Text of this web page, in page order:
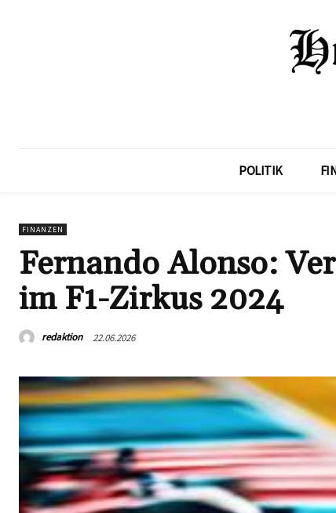
POLITIK
FINANZEN
Fernando Alonso:
im F1-Zirkus 2024
redaktion 22.06.2026